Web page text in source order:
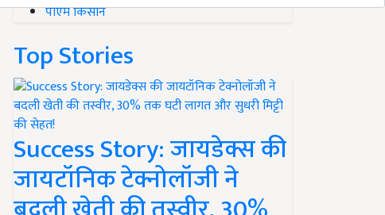
पीएम किसान
Top Stories
Success Story: जायडेक्स की
जायटॉनिक टेक्नोलॉजी ने